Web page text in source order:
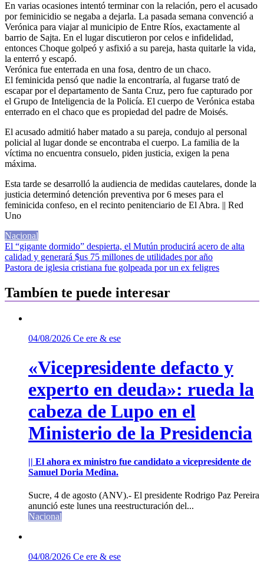
En varias ocasiones intentó terminar con la relación, pero el acusado
por feminicidio se negaba a dejarla. La pasada semana convenció a
Verónica para viajar al municipio de Entre Ríos, exactamente al
barrio de Sajta. En el lugar discutieron por celos e infidelidad,
entonces Choque golpeó y asfixió a su pareja, hasta quitarle la vida,
la enterró y escapó.
Verónica fue enterrada en una fosa, dentro de un chaco.
El feminicida pensó que nadie la encontraría, al fugarse trató de
escapar por el departamento de Santa Cruz, pero fue capturado por
el Grupo de Inteligencia de la Policía. El cuerpo de Verónica estaba
enterrado en el chaco que es propiedad del padre de Moisés.
El acusado admitió haber matado a su pareja, condujo al personal
policial al lugar donde se encontraba el cuerpo. La familia de la
víctima no encuentra consuelo, piden justicia, exigen la pena
máxima.
Esta tarde se desarrolló la audiencia de medidas cautelares, donde la
justicia determinó detención preventiva por 6 meses para el
feminicida confeso, en el recinto penitenciario de El Abra. || Red
Uno
Nacional
Navegación
de
El “gigante dormido” despierta, el Mutún producirá acero de alta
calidad y generará $us 75 millones de utilidades por año
Pastora de iglesia cristiana fue golpeada por un ex feligres
Tambíen te puede interesar
04/08/2026 Ce ere & ese
«Vicepresidente defacto y
experto en deuda»: rueda la
cabeza de Lupo en el
Ministerio de la Presidencia
|| El ahora ex ministro fue candidato a vicepresidente de
Samuel Doria Medina.
Sucre, 4 de agosto (ANV).- El presidente Rodrigo Paz Pereira
anunció este lunes una reestructuración del...
Nacional
04/08/2026 Ce ere & ese